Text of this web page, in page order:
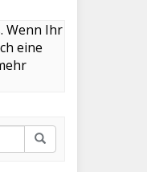
Wenn Ihr
eine